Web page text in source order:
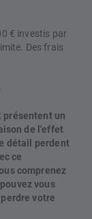
€ investis par
Des frais
présentent un
de l'effet
détail perdent
ce
comprenez
vous
votre